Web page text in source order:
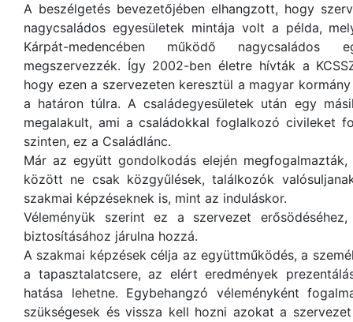
A beszélgetés bevezetőjében elhangzott, hogy
nagycsaládos egyesületek mintája volt a példa,
Kárpát-medencében működő nagycsaládos
megszervezzék. Így 2002-ben életre hívták a
hogy ezen a szervezeten keresztül a magyar
a határon túlra. A családegyesületek után egy
megalakult, ami a családokkal foglalkozó civileket
szinten, ez a Családlánc.
Már az együtt gondolkodás elején
között ne csak közgyűlések, találkozók
szakmai képzéseknek is, mint az induláskor.
Véleményük szerint ez a szervezet
biztosításához járulna hozzá.
A szakmai képzések célja az együttműködés, a
a tapasztalatcsere, az elért eredmények
hatása lehetne. Egybehangzó véleményként
szükségesek és vissza kell hozni azokat a